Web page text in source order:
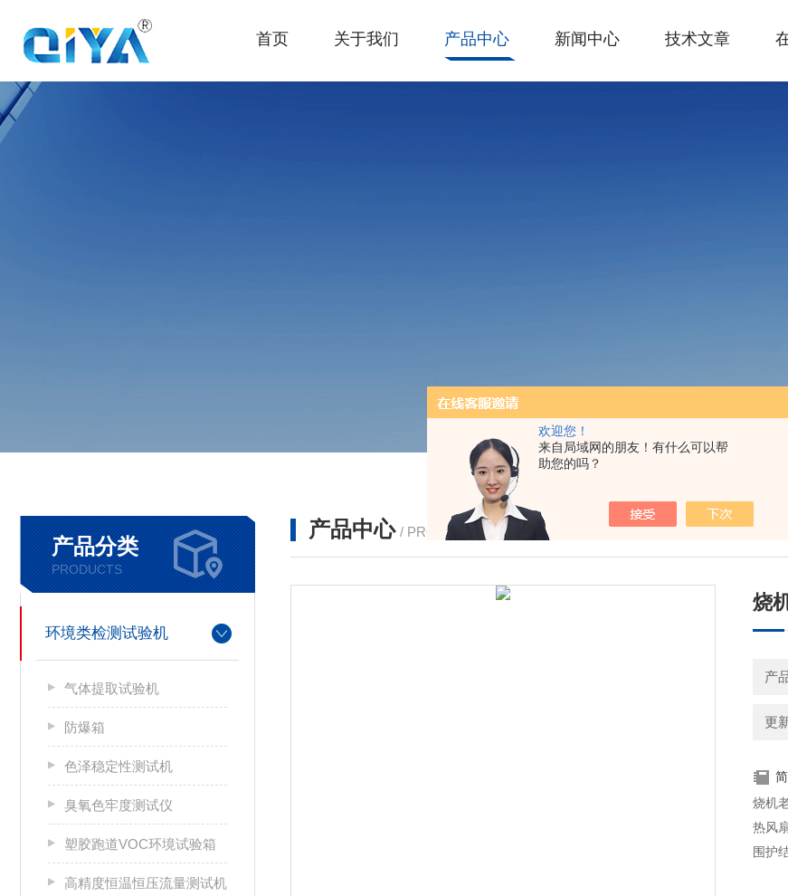
欢迎您！
来自局域网的朋友！有什么可以帮
助您的吗？
首页 关于我们 产品中心 新闻中心 技术文章
产品分类
PRODUCTS
环境类检测试验机
气体提取试验机
防爆箱
色泽稳定性测试机
臭氧色牢度测试仪
塑胶跑道VOC环境试验箱
高精度恒温恒压流量测试机
产品中心 / PRODUCTS 我的位置：
烧
产
更
烧机
热风
围护